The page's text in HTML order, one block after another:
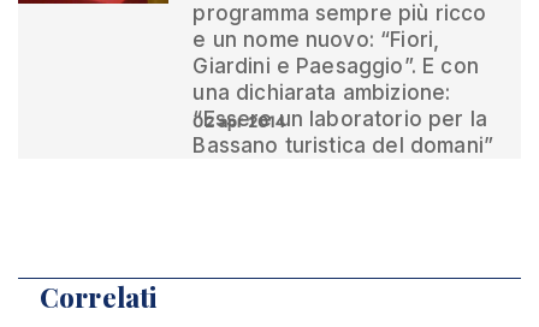
programma sempre più ricco
e un nome nuovo: “Fiori,
Giardini e Paesaggio”. E con
una dichiarata ambizione:
“Essere un laboratorio per la
Bassano turistica del domani”
02 apr 2014
Correlati